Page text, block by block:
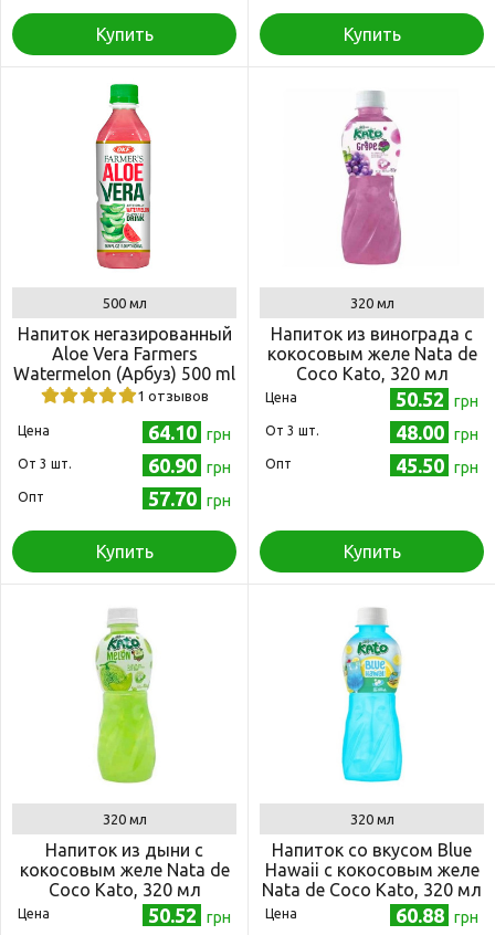
Купить Купить
500 мл
Напиток негазированный
Aloe Vera Farmers
Watermelon (Арбуз) 500 ml
1 отзывов
Цена 64.10 грн
Oт 3 шт. 60.90 грн
Опт 57.70 грн
Купить
320 мл
Напиток из винограда с
кокосовым желе Nata de
Coco Kato, 320 мл
Цена 50.52 грн
Oт 3 шт. 48.00 грн
Опт 45.50 грн
Купить
320 мл
Напиток из дыни с
кокосовым желе Nata de
Coco Kato, 320 мл
Цена 50.52 грн
320 мл
Напиток со вкусом Blue
Hawaii с кокосовым желе
Nata de Coco Kato, 320 мл
Цена 60.88 грн